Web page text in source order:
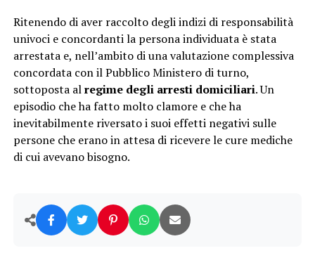
Ritenendo di aver raccolto degli indizi di responsabilità
univoci e concordanti la persona individuata è stata
arrestata e, nell’ambito di una valutazione complessiva
concordata con il Pubblico Ministero di turno,
sottoposta alregime degli arresti domiciliari. Un
episodio che ha fatto molto clamore e che ha
inevitabilmente riversato i suoi effetti negativi sulle
persone che erano in attesa di ricevere le cure mediche
di cui avevano bisogno.